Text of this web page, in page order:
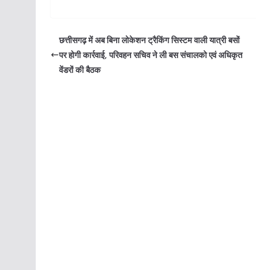
A
p
p
b
o
o
dI
n
ra
m
Li
n
छत्तीसगढ़ में अब बिना लोकेशन ट्रैकिंग सिस्टम वाली यात्री बसों
पर होगी कार्रवाई, परिवहन सचिव ने ली बस संचालको एवं अधिकृत
वेंडरों की बैठक